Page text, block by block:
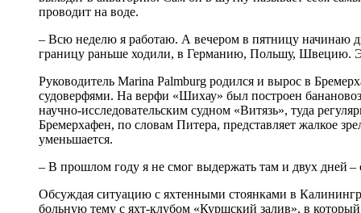
проводит на воде.
– Всю неделю я работаю. А вечером в пятницу начинаю
границу раньше ходили, в Германию, Польшу, Швецию.
Руководитель Marina Palmburg родился и вырос в
судоверфями. На верфи «Шихау» был построен
научно-исследовательским судном «Витязь», туда
Бремерхафен, по словам Питера, представляет жалкое
уменьшается.
– В прошлом году я не смог выдержать там и двух дней
Обсуждая ситуацию с яхтенными стоянками в
больную тему с яхт-клубом «Куршский залив», в